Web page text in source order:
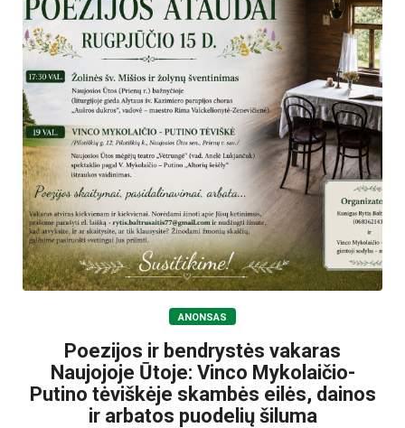
ANONSAS
Poezijos ir bendrystės vakaras
Naujojoje Ūtoje: Vinco Mykolaičio-
Putino tėviškėje skambės eilės, dainos
ir arbatos puodelių šiluma